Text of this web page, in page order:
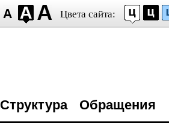
Цвета сайта:
Структура Обращения